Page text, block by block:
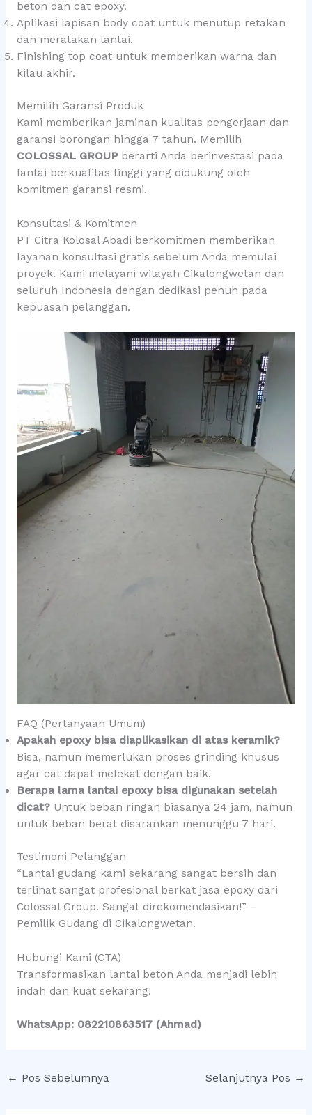
beton dan cat epoxy.
Aplikasi lapisan body coat untuk menutup retakan
dan meratakan lantai.
Finishing top coat untuk memberikan warna dan
kilau akhir.
Memilih Garansi Produk
Kami memberikan jaminan kualitas pengerjaan dan
garansi borongan hingga 7 tahun. Memilih
COLOSSAL GROUPberarti Anda berinvestasi pada
lantai berkualitas tinggi yang didukung oleh
komitmen garansi resmi.
Konsultasi & Komitmen
PT Citra Kolosal Abadi berkomitmen memberikan
layanan konsultasi gratis sebelum Anda memulai
proyek. Kami melayani wilayah Cikalongwetan dan
seluruh Indonesia dengan dedikasi penuh pada
kepuasan pelanggan.
FAQ (Pertanyaan Umum)
Apakah epoxy bisa diaplikasikan di atas keramik?
Bisa, namun memerlukan proses grinding khusus
agar cat dapat melekat dengan baik.
Berapa lama lantai epoxy bisa digunakan setelah
dicat?Untuk beban ringan biasanya 24 jam, namun
untuk beban berat disarankan menunggu 7 hari.
Testimoni Pelanggan
“Lantai gudang kami sekarang sangat bersih dan
terlihat sangat profesional berkat jasa epoxy dari
Colossal Group. Sangat direkomendasikan!” –
Pemilik Gudang di Cikalongwetan.
Hubungi Kami (CTA)
Transformasikan lantai beton Anda menjadi lebih
indah dan kuat sekarang!
WhatsApp: 082210863517 (Ahmad)
← Pos Sebelumnya Selanjutnya Pos →